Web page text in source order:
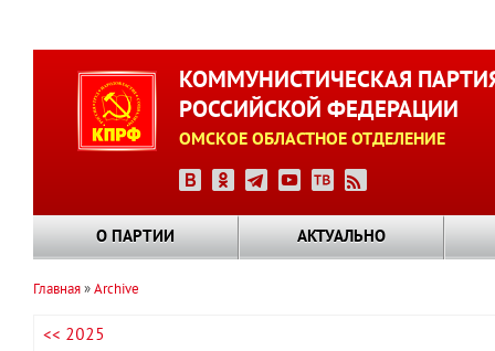
КОММУНИСТИЧЕСКАЯ
РОССИЙСКОЙ ФЕДЕРАЦИИ
ОМСКОЕ ОБЛАСТНОЕ ОТДЕЛЕНИЕ
О ПАРТИИ АКТУАЛЬНО
навигации
Главная Archive
<< 2025